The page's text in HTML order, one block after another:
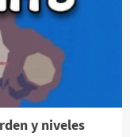
y niveles